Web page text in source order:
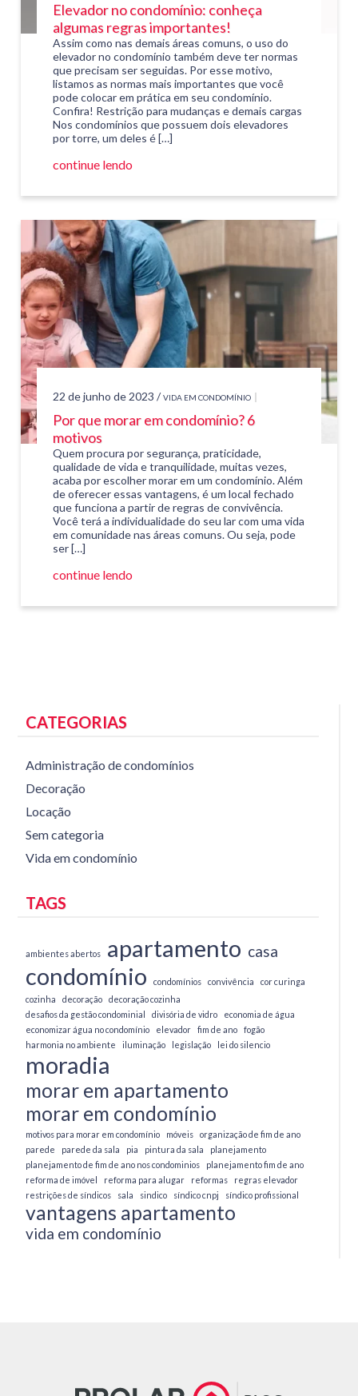
Elevador no condomínio: conheça
algumas regras importantes!
Assim como nas demais áreas comuns, o uso do
elevador no condomínio também deve ter normas
que precisam ser seguidas. Por esse motivo,
listamos as normas mais importantes que você
pode colocar em prática em seu condomínio.
Confira! Restrição para mudanças e demais cargas
Nos condomínios que possuem dois elevadores
por torre, um deles é […]
continue lendo
22 de junho de 2023 / VIDA EM CONDOMÍNIO
Por que morar em condomínio? 6
motivos
Quem procura por segurança, praticidade,
qualidade de vida e tranquilidade, muitas vezes,
acaba por escolher morar em um condomínio. Além
de oferecer essas vantagens, é um local fechado
que funciona a partir de regras de convivência.
Você terá a individualidade do seu lar com uma vida
em comunidade nas áreas comuns. Ou seja, pode
ser […]
continue lendo
CATEGORIAS
Administração de condomínios
Decoração
Locação
Sem categoria
Vida em condomínio
TAGS
ambientes abertos apartamento casa
condomínio condomínios convivência
cor curinga
cozinha
decoração
decoração cozinha
desafios da gestão condominial
divisória de vidro
economia de água
economizar água no condomínio
elevador fim de ano
fogão
harmonia no ambiente
iluminação legislação lei do silencio
moradia
morar em apartamento
morar em condomínio
motivos para morar em condomínio móveis
organização de fim de ano
parede
parede da sala pia pintura da sala
planejamento
planejamento de fim de ano nos condominios
planejamento fim de ano
reforma de imóvel
reforma para alugar reformas
regras elevador
restrições de síndicos
sala sindico síndico cnpj síndico profissional
vantagens apartamento
vida em condomínio